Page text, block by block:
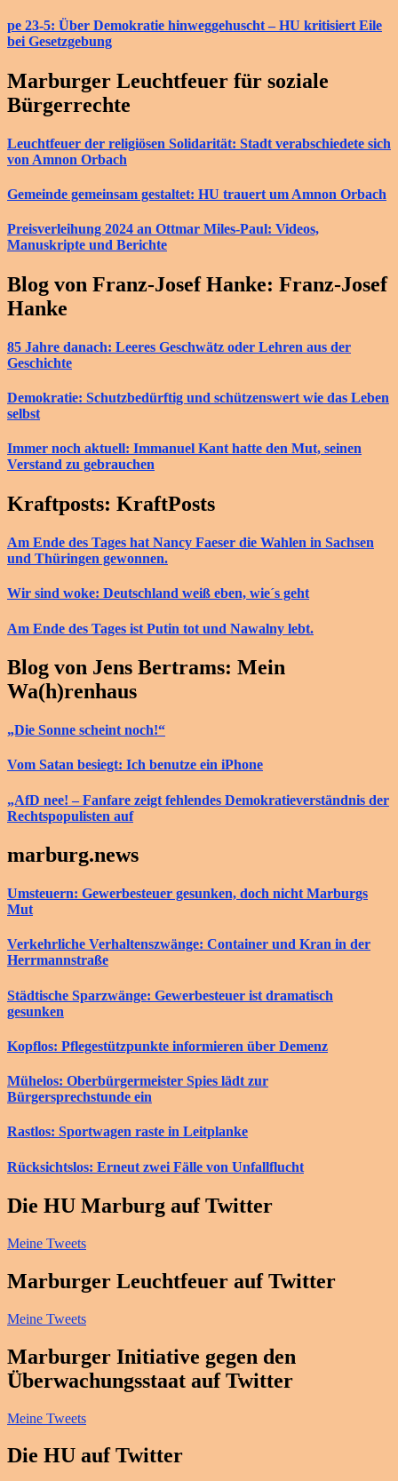
pe 23-5: Über Demokratie hinweggehuscht – HU kritisiert Eile
bei Gesetzgebung
Marburger Leuchtfeuer für soziale
Bürgerrechte
Leuchtfeuer der religiösen Solidarität: Stadt verabschiedete sich
von Amnon Orbach
Gemeinde gemeinsam gestaltet: HU trauert um Amnon Orbach
Preisverleihung 2024 an Ottmar Miles-Paul: Videos,
Manuskripte und Berichte
Blog von Franz-Josef Hanke: Franz-Josef
Hanke
85 Jahre danach: Leeres Geschwätz oder Lehren aus der
Geschichte
Demokratie: Schutzbedürftig und schützenswert wie das Leben
selbst
Immer noch aktuell: Immanuel Kant hatte den Mut, seinen
Verstand zu gebrauchen
Kraftposts: KraftPosts
Am Ende des Tages hat Nancy Faeser die Wahlen in Sachsen
und Thüringen gewonnen.
Wir sind woke: Deutschland weiß eben, wie´s geht
Am Ende des Tages ist Putin tot und Nawalny lebt.
Blog von Jens Bertrams: Mein
Wa(h)renhaus
„Die Sonne scheint noch!“
Vom Satan besiegt: Ich benutze ein iPhone
„AfD nee! – Fanfare zeigt fehlendes Demokratieverständnis der
Rechtspopulisten auf
marburg.news
Umsteuern: Gewerbesteuer gesunken, doch nicht Marburgs
Mut
Verkehrliche Verhaltenszwänge: Container und Kran in der
Herrmannstraße
Städtische Sparzwänge: Gewerbesteuer ist dramatisch
gesunken
Kopflos: Pflegestützpunkte informieren über Demenz
Mühelos: Oberbürgermeister Spies lädt zur
Bürgersprechstunde ein
Rastlos: Sportwagen raste in Leitplanke
Rücksichtslos: Erneut zwei Fälle von Unfallflucht
Die HU Marburg auf Twitter
Meine Tweets
Marburger Leuchtfeuer auf Twitter
Meine Tweets
Marburger Initiative gegen den
Überwachungsstaat auf Twitter
Meine Tweets
Die HU auf Twitter